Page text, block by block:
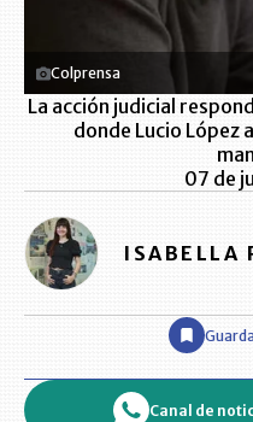
Colprensa
La acción judicial
donde Lucio López
07 de
ISABELLA
Canal de